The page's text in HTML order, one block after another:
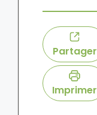
Partager
Imprimer